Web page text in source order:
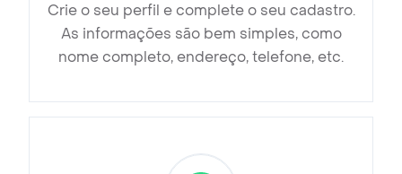
Crie o seu perfil e complete o seu cadastro.
As informações são bem simples, como
nome completo, endereço, telefone, etc.